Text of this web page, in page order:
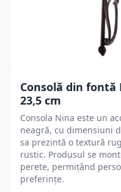
Consolă din fontă
23,5 cm
Consola Nina este un
neagră, cu dimensiuni
sa prezintă o textură
rustic. Produsul se
perete, permițând
preferințe.